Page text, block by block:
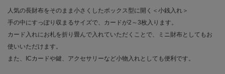
人気の長財布をそのまま小さくしたボックス型に開く＜小銭入れ＞
手の中にすっぽり収まるサイズで、カードが2～3枚入ります。
カード入れにお札を折り畳んで入れていただくことで、ミニ財布としてもお
使いいただけます。
また、ICカードや鍵、アクセサリーなど小物入れとしても便利です。